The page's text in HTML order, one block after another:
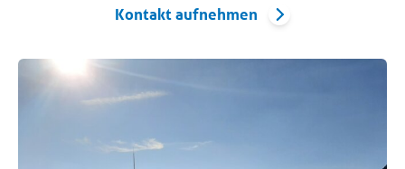
Kontakt aufnehmen